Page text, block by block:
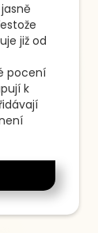
již od
pocení
k